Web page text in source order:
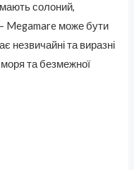
солоний,
Megamare може бути
незвичайні та виразні
та безмежної